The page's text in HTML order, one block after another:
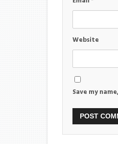
Website
Save my